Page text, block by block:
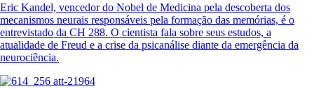
Eric Kandel, vencedor do Nobel de Medicina pela descoberta dos
mecanismos neurais responsáveis pela formação das memórias, é o
entrevistado da CH 288. O cientista fala sobre seus estudos, a
atualidade de Freud e a crise da psicanálise diante da emergência da
neurociência.